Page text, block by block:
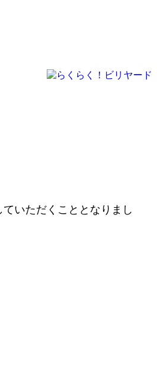
いただくこととなりまし